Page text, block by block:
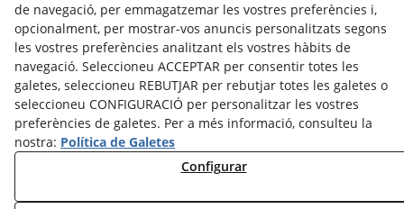
Contacte
Av. Tarragona, s/n
25300 Tàrrega(Lleida)Espanya
973 310 732
carviresa@carviresa.com
de navegació, per emmagatzemar les vostres preferències i,
opcionalment, per mostrar-vos anuncis personalitzats segons
les vostres preferències analitzant els vostres hàbits de
navegació. Seleccioneu ACCEPTAR per consentir totes les
galetes, seleccioneu REBUTJAR per rebutjar totes les galetes o
seleccioneu CONFIGURACIÓ per personalitzar les vostres
preferències de galetes. Per a més informació, consulteu la
nostra: Política de Galetes
Configurar